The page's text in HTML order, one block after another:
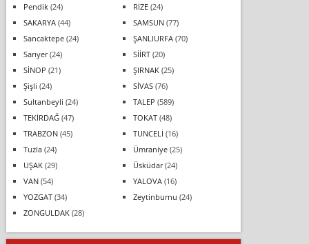
Pendik(24) RİZE(24)
SAKARYA(44) SAMSUN(77)
Sancaktepe(24) ŞANLIURFA(70)
Sarıyer(24) SİİRT(20)
SİNOP (21) ŞIRNAK(25)
Şişli (24) SİVAS(76)
Sultanbeyli (24) TALEP (589)
TEKİRDAĞ(47) TOKAT(48)
TRABZON(45) TUNCELİ (16)
Tuzla(24) Ümraniye(25)
UŞAK(29) Üsküdar(24)
VAN(54) YALOVA(16)
YOZGAT(34) Zeytinburnu (24)
ZONGULDAK(28)